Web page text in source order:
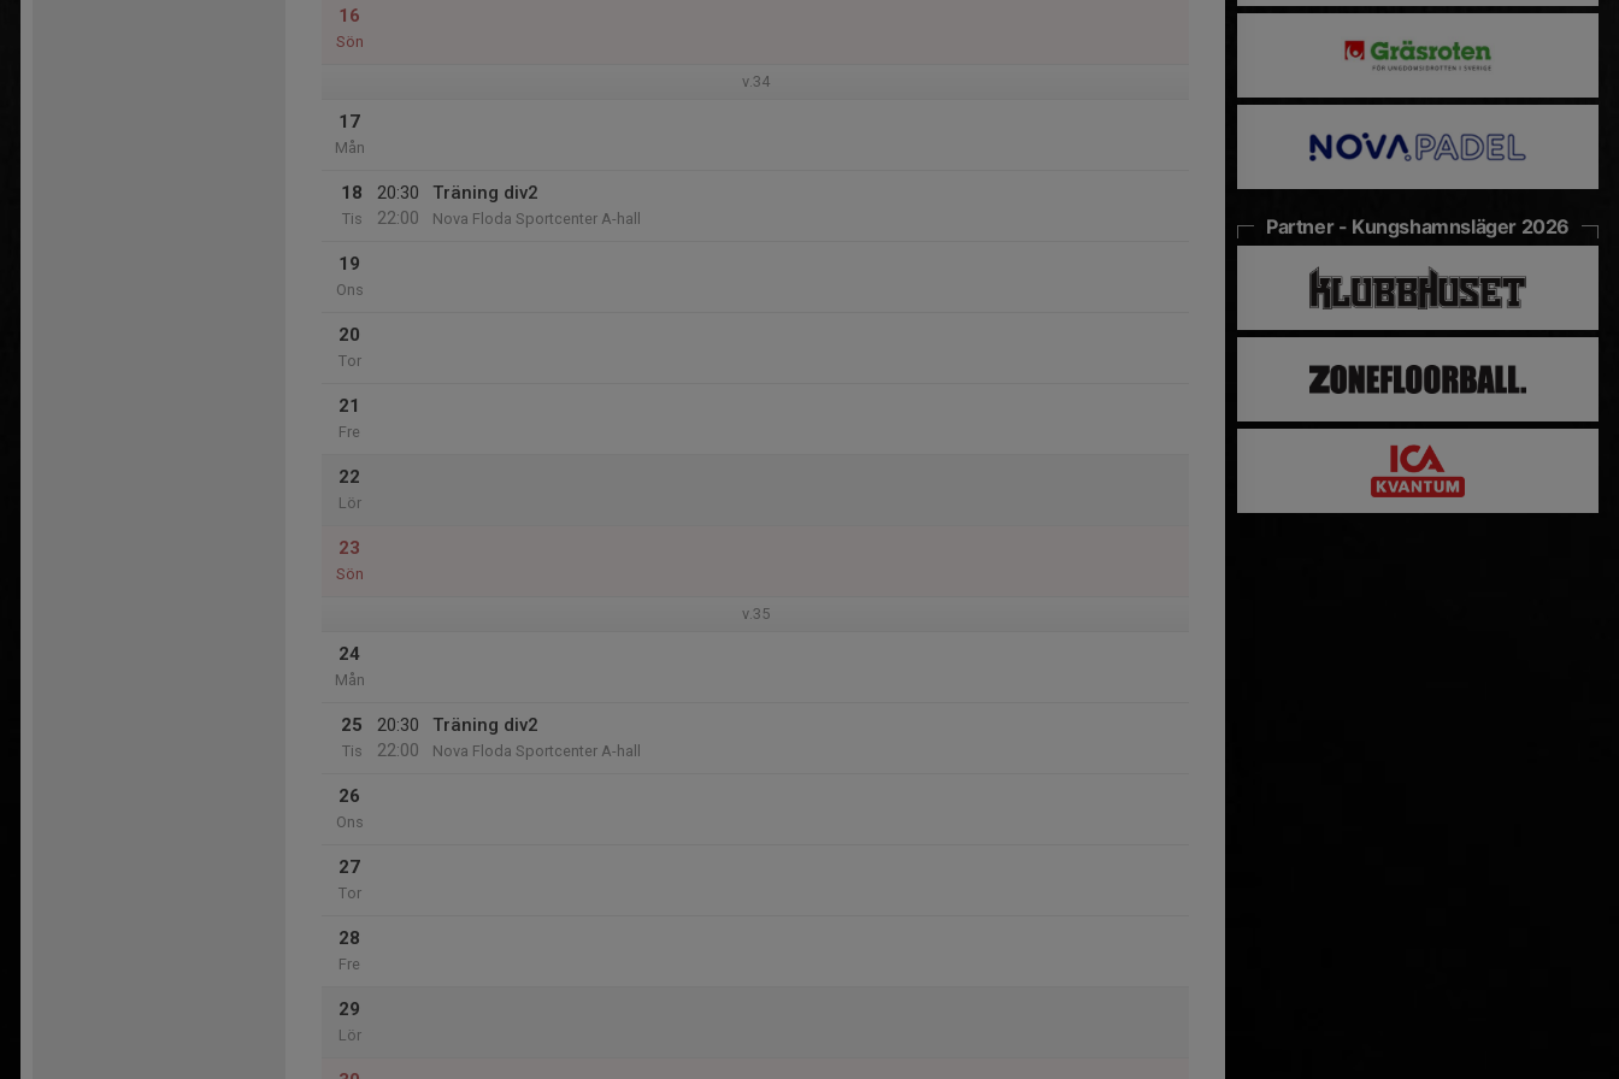
16
Sön
v.34
17
Mån
18
Tis
20:30
22:00
Träning div2
Nova Floda Sportcenter A-hall
19
Ons
20
Tor
21
Fre
22
Lör
23
Sön
v.35
24
Mån
25
Tis
20:30
22:00
Träning div2
Nova Floda Sportcenter A-hall
26
Ons
27
Tor
28
Fre
29
Lör
Partner - Kungshamnsläger 2026